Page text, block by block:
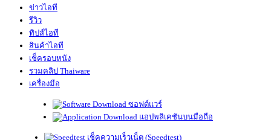
ข่าวไอที
รีวิว
ทิปส์ไอที
สินค้าไอที
เช็ครอบหนัง
รวมคลิป Thaiware
เครื่องมือ
ซอฟต์แวร์
แอปพลิเคชันบนมือถือ
เช็คความเร็วเน็ต (Speedtest)